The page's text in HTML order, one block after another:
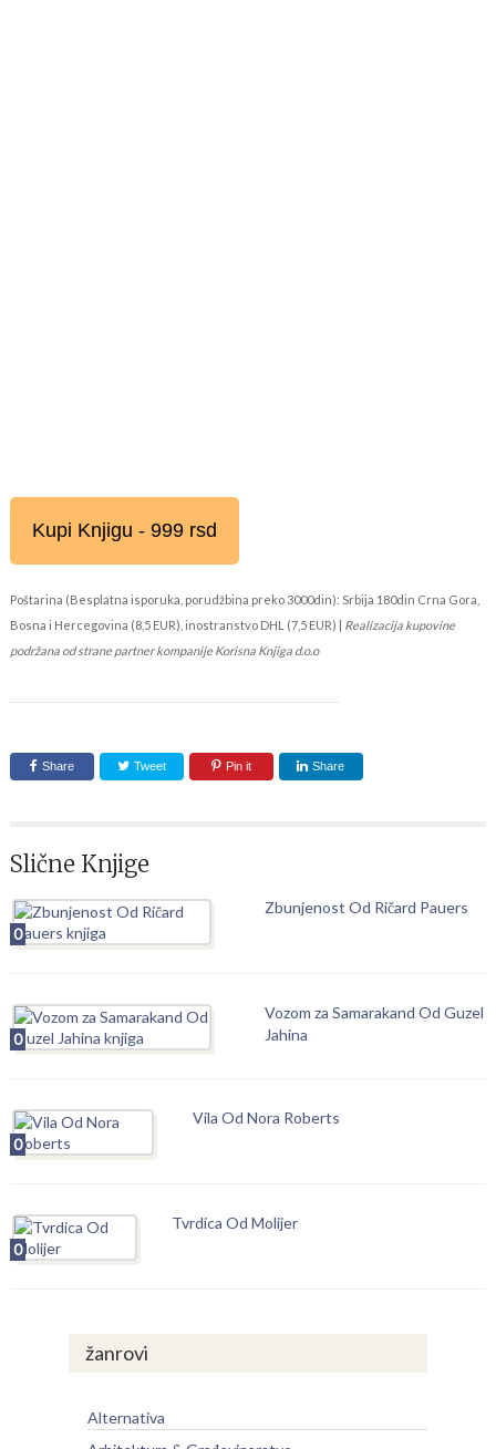
Kupi Knjigu - 999 rsd
Poštarina (Besplatna isporuka, porudžbina preko 3000din): Srbija 180din Crna Gora,
Bosna i Hercegovina (8,5 EUR), inostranstvo DHL (7,5 EUR) | Realizacija kupovine
podržana od strane partner kompanije Korisna Knjiga d.o.o
Share Tweet Pin it Share
Slične Knjige
0
Zbunjenost Od Ričard Pauers
0
Vozom za Samarakand Od Guzel
Jahina
0
Vila Od Nora Roberts
0
Tvrdica Od Molijer
žanrovi
Alternativa